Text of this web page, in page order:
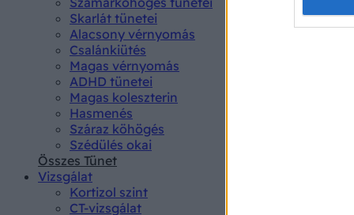
Skarlát tünetei
Alacsony vérnyomás
Csalánkiütés
Magas vérnyomás
ADHD tünetei
Magas koleszterin
Hasmenés
Száraz köhögés
Szédülés okai
Összes Tünet
Vizsgálat
Kortizol szint
CT-vizsgálat